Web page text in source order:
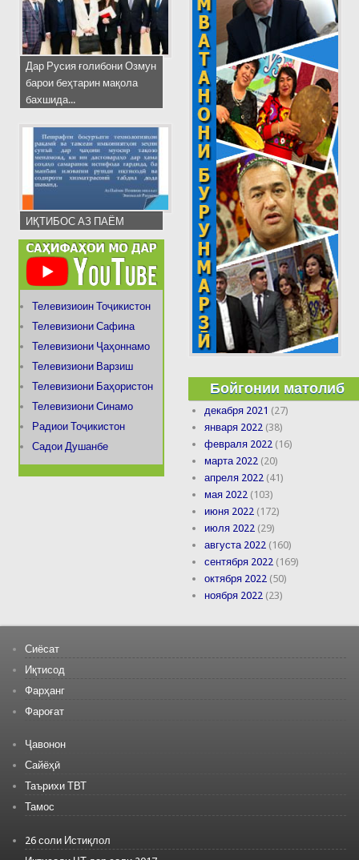
Дар Русия ғолибони Озмун
барои беҳтарин мақола
бахшида...
ИҚТИБОС АЗ ПАЁМ
Телевизиоин Тоҷикистон
Телевизиони Сафина
Телевизиони Ҷаҳоннамо
Телевизиони Варзиш
Телевизиони Баҳористон
Телевизиони Синамо
Радиои Тоҷикистон
Садои Душанбе
Бойгонии матолиб
декабря 2021 (27)
января 2022 (38)
февраля 2022 (16)
марта 2022 (20)
апреля 2022 (41)
мая 2022 (103)
июня 2022 (172)
июля 2022 (29)
августа 2022 (160)
сентября 2022 (169)
октября 2022 (50)
ноября 2022 (23)
Сиёсат
Иқтисод
Фарҳанг
Фароғат
Ҷавонон
Сайёҳӣ
Таърихи ТВТ
Тамос
26 соли Истиқлол